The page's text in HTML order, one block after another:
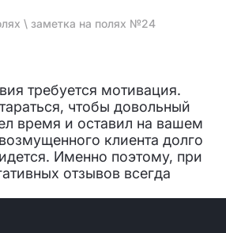
\ заметка на полях №24
требуется мотивация.
чтобы довольный
время и оставил на вашем
клиента долго
Именно поэтому, при
отзывов всегда